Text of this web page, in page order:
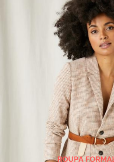
ke
dI
n
e
gr
a
m